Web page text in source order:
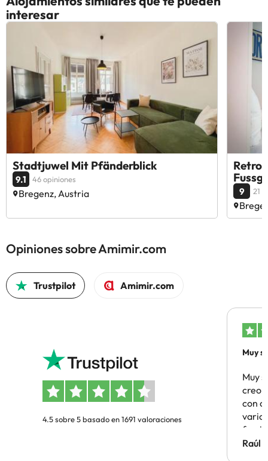
interesar
Stadtjuwel Mit Pfänderblick
9.1 46 opiniones
Bregenz, Austria 9 21
Opiniones sobre Amimir.com
Trustpilot Amimir.com
4.5 sobre 5 basado en 1691 valoraciones
Muy
Muy
creo
con
Hotel
Raúl